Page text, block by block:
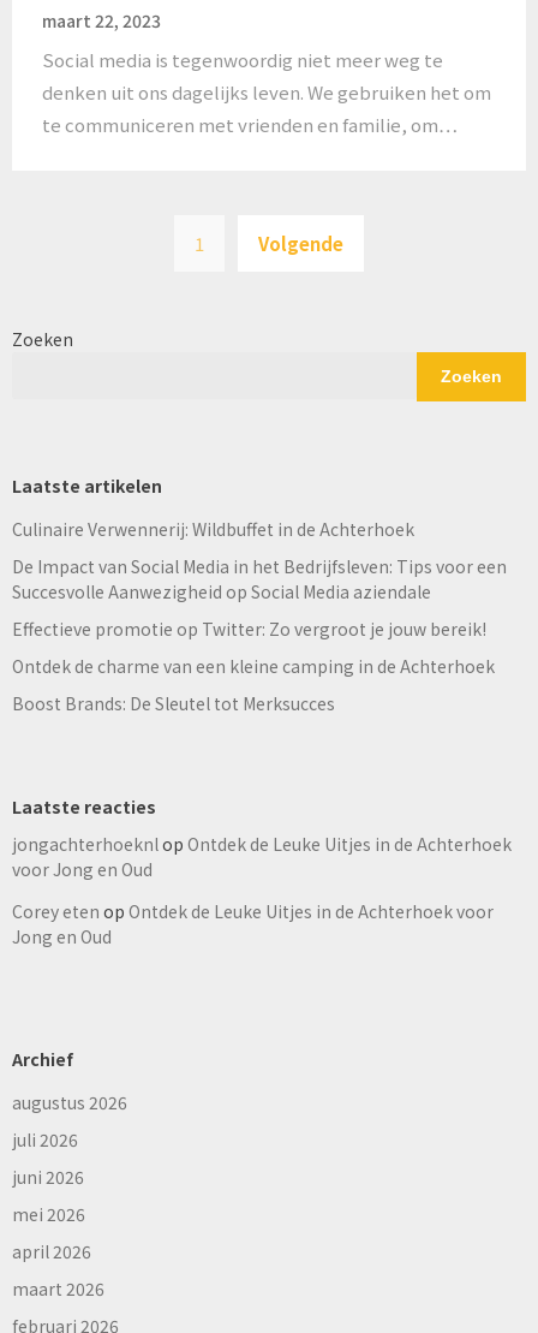
maart 22, 2023
Social media is tegenwoordig niet meer weg te
denken uit ons dagelijks leven. We gebruiken het om
te communiceren met vrienden en familie, om…
paginering
1 Volgende
Zoeken
Zoeken
Laatste artikelen
Culinaire Verwennerij: Wildbuffet in de Achterhoek
De Impact van Social Media in het Bedrijfsleven: Tips voor een
Succesvolle Aanwezigheid op Social Media aziendale
Effectieve promotie op Twitter: Zo vergroot je jouw bereik!
Ontdek de charme van een kleine camping in de Achterhoek
Boost Brands: De Sleutel tot Merksucces
Laatste reacties
jongachterhoeknlop Ontdek de Leuke Uitjes in de Achterhoek
voor Jong en Oud
Corey eten op Ontdek de Leuke Uitjes in de Achterhoek voor
Jong en Oud
Archief
augustus 2026
juli 2026
juni 2026
mei 2026
april 2026
maart 2026
februari 2026